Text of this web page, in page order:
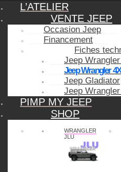
L’ATELIER
VENTE JEEP
Occasion Jeep
Financement
Fiches
Jeep
Jeep Wrangler
Jeep Gladiator
Jeep
PIMP MY JEEP
SHOP
WRANGLER
JLU